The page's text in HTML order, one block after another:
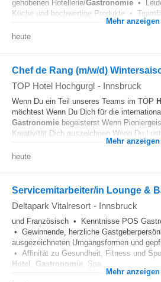
gehobenen Hotellerie/Gastronomie •
Küche und hochwertige Produkte •
Mehr anzeigen
heute
Chef de Rang (m/w/d)
TOP Hotel Hochgurgl - Innsbruck
Wenn Du ein Teil unseres Teams im TOP
möchtest Wenn Du Dich für die
Gastronomie begeisterst Wenn
Kreativität Dich auszeichnen Wenn Du Lust
Mehr anzeigen
heute
Servicemitarbeiter/in Lounge &
Deltapark Vitalresort - Innsbruck
und Französisch • Kenntnisse POS
• Gewinnende, herzliche
ausgezeichneten Umgangsformen und
• Affinität zu Gesundheit, Fitness und
Hotel
Gastronomie , Spa...
Mehr anzeigen